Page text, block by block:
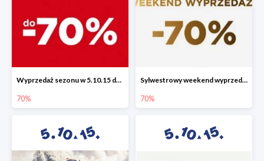
Wyprzedaż sezonu w 5.10.15 do -70%
70%
Sylwestrowy weekend wyprzedaży do -70%
70%